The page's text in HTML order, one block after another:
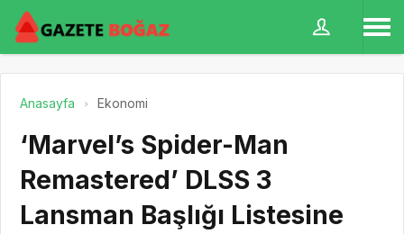
Anasayfa Ekonomi
‘Marvel’s Spider-Man
Remastered’ DLSS 3
Lansman Başlığı Listesine